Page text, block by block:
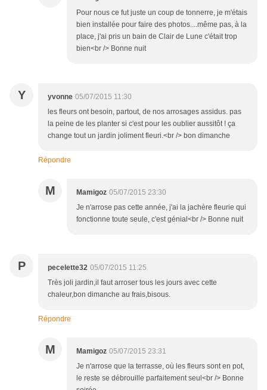
Pour nous ce fut juste un coup de tonnerre, je m'étais
bien installée pour faire des photos....même pas, à la
place, j'ai pris un bain de Clair de Lune c'était trop
bien<br /> Bonne nuit
Y yvonne 05/07/2015 11:30
les fleurs ont besoin, partout, de nos arrosages assidus. pas
la peine de les planter si c'est pour les oublier aussitôt ! ça
change tout un jardin joliment fleuri.<br /> bon dimanche
Répondre
M Mamigoz 05/07/2015 23:30
Je n'arrose pas cette année, j'ai la jachère fleurie qui
fonctionne toute seule, c'est génial<br /> Bonne nuit
P pecelette32 05/07/2015 11:25
Très joli jardin,il faut arroser tous les jours avec cette
chaleur,bon dimanche au frais,bisous.
Répondre
M Mamigoz 05/07/2015 23:31
Je n'arrose que la terrasse, où les fleurs sont en pot,
le reste se débrouille parfaitement seul<br /> Bonne